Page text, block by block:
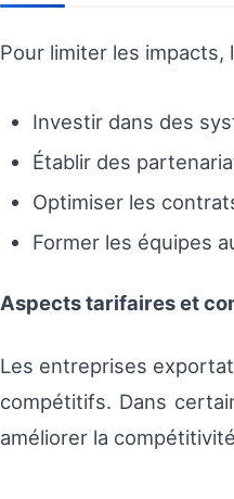
Pour limiter les
Investir dans des
Établir des
Optimiser les
Former les équipes
Aspects tarifaires et
Les entreprises
compétitifs. Dans
améliorer la